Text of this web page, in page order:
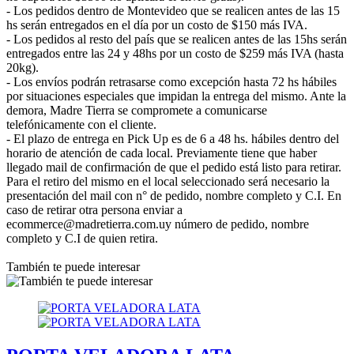
- Los pedidos dentro de Montevideo que se realicen antes de las 15
hs serán entregados en el día por un costo de $150 más IVA.
- Los pedidos al resto del país que se realicen antes de las 15hs serán
entregados entre las 24 y 48hs por un costo de $259 más IVA (hasta
20kg).
- Los envíos podrán retrasarse como excepción hasta 72 hs hábiles
por situaciones especiales que impidan la entrega del mismo. Ante la
demora, Madre Tierra se compromete a comunicarse
telefónicamente con el cliente.
- El plazo de entrega en Pick Up es de 6 a 48 hs. hábiles dentro del
horario de atención de cada local. Previamente tiene que haber
llegado mail de confirmación de que el pedido está listo para retirar.
Para el retiro del mismo en el local seleccionado será necesario la
presentación del mail con n° de pedido, nombre completo y C.I. En
caso de retirar otra persona enviar a
ecommerce@madretierra.com.uy número de pedido, nombre
completo y C.I de quien retira.
También te puede interesar